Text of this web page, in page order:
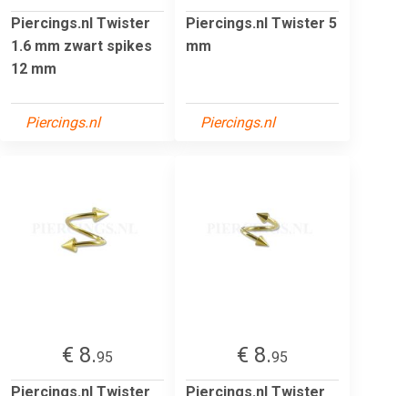
Piercings.nl Twister
1.6 mm zwart spikes
12 mm
Piercings.nl
Piercings.nl Twister 5
mm
Piercings.nl
€ 8.95
Piercings.nl Twister
€ 8.95
Piercings.nl Twister